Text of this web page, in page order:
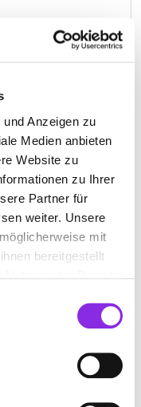
Anzeigen zu
Medien anbieten
Website zu
zu Ihrer
Partner für
weiter. Unsere
mit
bereitgestellt
CHRISTIAN